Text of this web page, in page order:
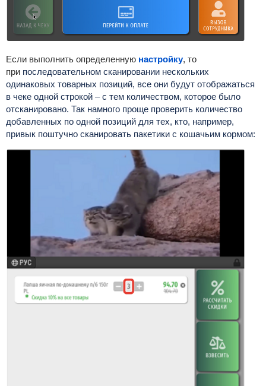
Если выполнить определенную настройку, то
при последовательном сканировании нескольких
одинаковых товарных позиций, все они будут отображаться
в чеке одной строкой – с тем количеством, которое было
отсканировано. Так намного проще проверить количество
добавленных по одной позиций для тех, кто, например,
привык поштучно сканировать пакетики с кошачьим кормом: